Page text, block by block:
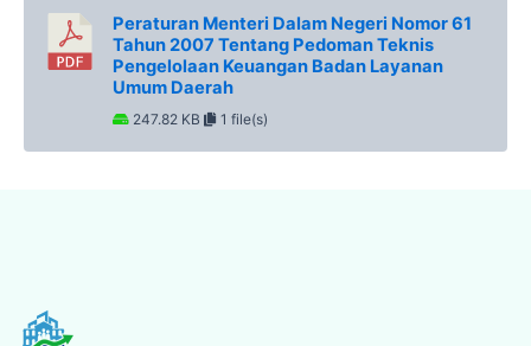
Peraturan Menteri Dalam Negeri Nomor 61
Tahun 2007 Tentang Pedoman Teknis
Pengelolaan Keuangan Badan Layanan
Umum Daerah
247.82 KB 1 file(s)